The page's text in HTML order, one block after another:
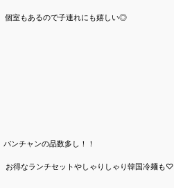
個室もあるので子連れにも嬉しい◎
パンチャンの品数多し！！
お得なランチセットやしゃりしゃり韓国冷麺も♡